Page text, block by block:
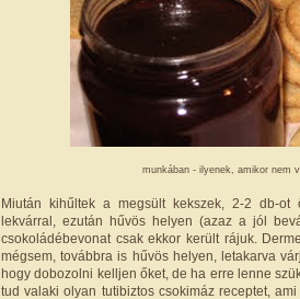
munkában - ilyenek, amikor nem
Miután kihűltek a megsült kekszek, 2-2 db-ot
lekvárral, ezután hűvös helyen (azaz a jól
csokoládébevonat csak ekkor került rájuk.
mégsem, továbbra is hűvös helyen, letakarva
hogy dobozolni kelljen őket, de ha erre lenne
tud valaki olyan tutibiztos csokimáz receptet,